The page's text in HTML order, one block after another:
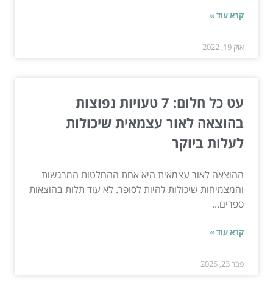
קרא עוד »
אוק 19, 2022
עט כל חלום: 7 טעויות נפוצות
בהוצאה לאור עצמאית שיכולות
לעלות ביוקר
ההוצאה לאור עצמאית היא אחת ההחלטות המרגשות
והמצמיחות שיכולות להיות לסופר. לא עוד תלות בהוצאות
ספרים...
קרא עוד »
פבר 23, 2025